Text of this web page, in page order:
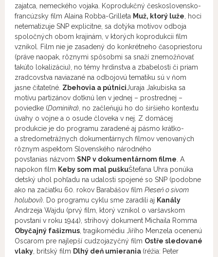
zajatca, nemeckého vojaka. Koprodukčný československo-
francúzsky film Alaina Robba-Grilleta Muž, ktorý luže , hoci
netematizuje SNP explicitne, sa dotýka motívov odboja
spoločných obom krajinám, v ktorých koprodukcii film
vznikol. Film nie je zasadený do konkrétneho časopriestoru
(práve naopak, rôznymi spôsobmi sa snaží znemožňovať
takúto lokalizáciu), no témy hrdinstva a zbabelosti či priam
zradcovstva naviazané na odbojovú tematiku sú v ňom
jasne čitateľné. Zbehovia a pútniciJuraja Jakubiska sa
motívu partizánov dotknú len v jednej – prostrednej –
poviedke (Dominika), no začleňujú ho do širšieho kontextu
úvahy o vojne a o osude človeka v nej. Z domácej
produkcie je do programu zaradené aj pásmo krátko-
a stredometrážnych dokumentárnych filmov venovaných
rôznym aspektom Slovenského národného
povstanias názvom SNP v dokumentárnom filme . A
napokon film Keby som mal puškuŠtefana Uhra ponúka
detský uhol pohľadu na udalosti spojené so SNP (podobne
ako na začiatku 60. rokov Barabášov film Pieseň o sivom
holubovi). Do programu cyklu sme zaradili aj Kanály
Andrzeja Wajdu (prvý film, ktorý vznikol o varšavskom
povstaní v roku 1944), strihový dokument Michaila Romma
Obyčajný fašizmus , tragikomédiu Jiřího Menzela ocenenú
Oscarom pre najlepší cudzojazyčný film Ostře sledované
vlaky , britský film Dlhý deň umierania (réžia: Peter